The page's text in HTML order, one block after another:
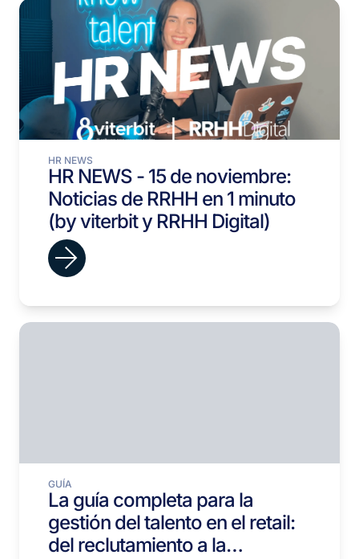
HR NEWS
HR NEWS - 15 de noviembre:
Noticias de RRHH en 1 minuto
(by viterbit y RRHH Digital)
GUÍA
La guía completa para la
gestión del talento en el retail:
del reclutamiento a la